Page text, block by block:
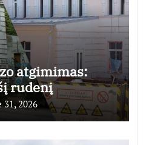
atgimimas:
rudenį
31, 2026